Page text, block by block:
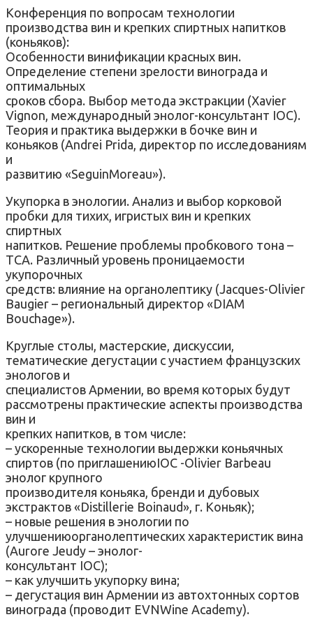
Конференция по вопросам технологии
производства вин и крепких спиртных напитков
(коньяков):
Особенности винификации красных вин.
Определение степени зрелости винограда и
оптимальных
сроков сбора. Выбор метода экстракции (Xavier
Vignon, международный энолог-консультант IOC).
Теория и практика выдержки в бочке вин и
коньяков (Andrei Prida, директор по исследованиям
и
развитию «SeguinMoreau»).
Укупорка в энологии. Анализ и выбор корковой
пробки для тихих, игристых вин и крепких
спиртных
напитков. Решение проблемы пробкового тона –
ТСА. Различный уровень проницаемости
укупорочных
средств: влияние на органолептику (Jacques-Olivier
Baugier – региональный директор «DIAM
Bouchage»).
Круглые столы, мастерские, дискуссии,
тематические дегустации с участием французских
энологов и
специалистов Армении, во время которых будут
рассмотрены практические аспекты производства
вин и
крепких напитков, в том числе:
– ускоренные технологии выдержки коньячных
спиртов (по приглашениюIOC -Olivier Barbeau
энолог крупного
производителя коньяка, бренди и дубовых
экстрактов «Distillerie Boinaud», г. Коньяк);
– новые решения в энологии по
улучшениюорганолептических характеристик вина
(Аurore Jeudy – энолог-
консультант IOC);
– как улучшить укупорку вина;
– дегустация вин Армении из автохтонных сортов
винограда (проводит EVNWine Academy).